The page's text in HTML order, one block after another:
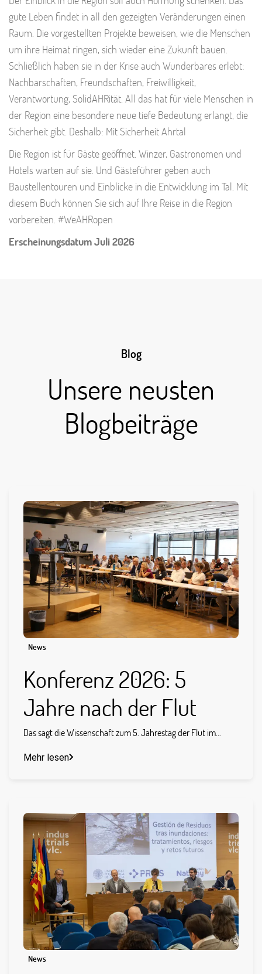
gute Leben findet in all den gezeigten Veränderungen einen
Raum. Die vorgestellten Projekte beweisen, wie die Menschen
um ihre Heimat ringen, sich wieder eine Zukunft bauen.
Schließlich haben sie in der Krise auch Wunderbares erlebt:
Nachbarschaften, Freundschaften, Freiwilligkeit,
Verantwortung, SolidAHRität. All das hat für viele Menschen in
der Region eine besondere neue tiefe Bedeutung erlangt, die
Sicherheit gibt. Deshalb: Mit Sicherheit Ahrtal
Die Region ist für Gäste geöffnet. Winzer, Gastronomen und
Hotels warten auf sie. Und Gästeführer geben auch
Baustellentouren und Einblicke in die Entwicklung im Tal. Mit
diesem Buch können Sie sich auf Ihre Reise in die Region
vorbereiten. #WeAHRopen
Erscheinungsdatum Juli 2026
Blog
Unsere neusten
Blogbeiträge
News
Konferenz 2026: 5
Jahre nach der Flut
Das sagt die Wissenschaft zum 5. Jahrestag der Flut im...
Mehr lesen
News